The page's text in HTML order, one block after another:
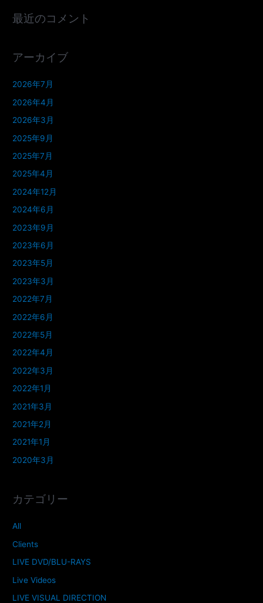
最近のコメント
アーカイブ
2026年7月
2026年4月
2026年3月
2025年9月
2025年7月
2025年4月
2024年12月
2024年6月
2023年9月
2023年6月
2023年5月
2023年3月
2022年7月
2022年6月
2022年5月
2022年4月
2022年3月
2022年1月
2021年3月
2021年2月
2021年1月
2020年3月
カテゴリー
All
Clients
LIVE DVD/BLU-RAYS
Live Videos
LIVE VISUAL DIRECTION